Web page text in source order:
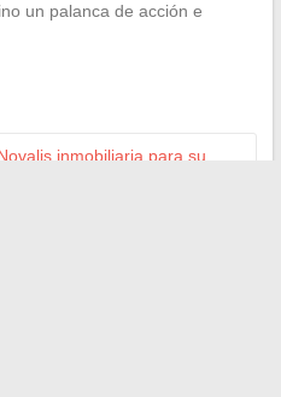
un palanca de acción e
inmobiliaria para su